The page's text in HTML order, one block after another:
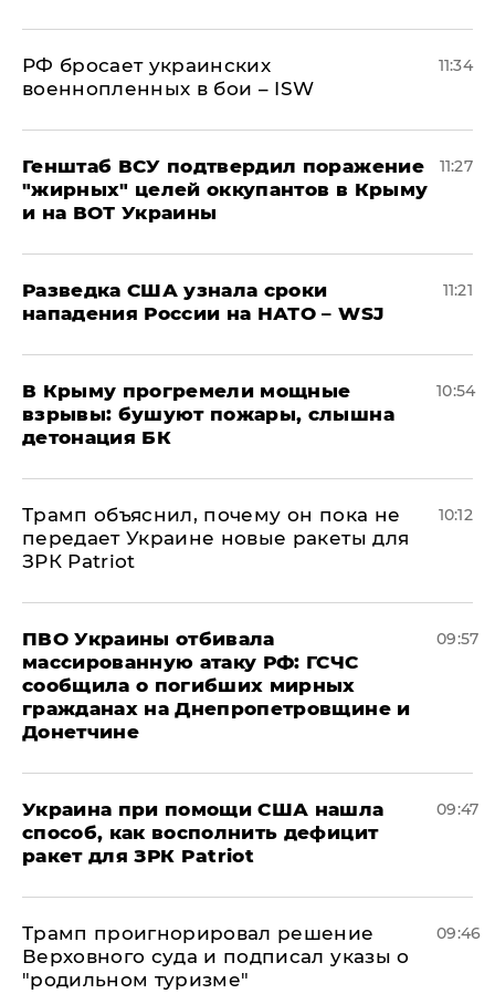
РФ бросает украинских
военнопленных в бои – ISW
11:34
Генштаб ВСУ подтвердил поражение
"жирных" целей оккупантов в Крыму
и на ВОТ Украины
11:27
Разведка США узнала сроки
нападения России на НАТО – WSJ
11:21
В Крыму прогремели мощные
взрывы: бушуют пожары, слышна
детонация БК
10:54
Трамп объяснил, почему он пока не
передает Украине новые ракеты для
ЗРК Patriot
10:12
ПВО Украины отбивала
массированную атаку РФ: ГСЧС
сообщила о погибших мирных
гражданах на Днепропетровщине и
Донетчине
09:57
Украина при помощи США нашла
способ, как восполнить дефицит
ракет для ЗРК Patriot
09:47
Трамп проигнорировал решение
Верховного суда и подписал указы о
"родильном туризме"
09:46